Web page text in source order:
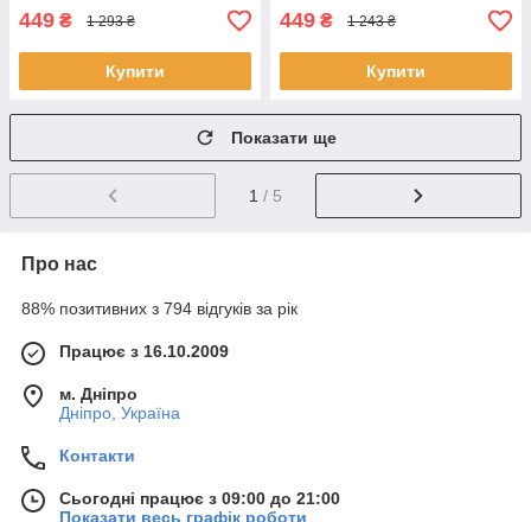
449 ₴ 1 293 ₴
Купити
449 ₴ 1 243 ₴
Купити
Показати ще
1 / 5
Про нас
88% позитивних з 794 відгуків за рік
Працює з 16.10.2009
м. Дніпро
Дніпро, Україна
Контакти
Сьогодні працює з 09:00 до 21:00
Показати весь графік роботи